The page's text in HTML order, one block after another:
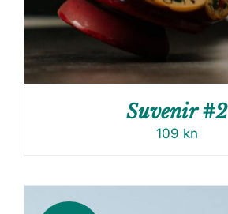
Suvenir #2
109 kn